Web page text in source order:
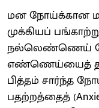
மன நோய்க்கான
முக்கியப்
நல்லெண்ணெய்
எண்ணெய்யைத்
பித்தம் சார்ந்த
பதற்றத்தைத்